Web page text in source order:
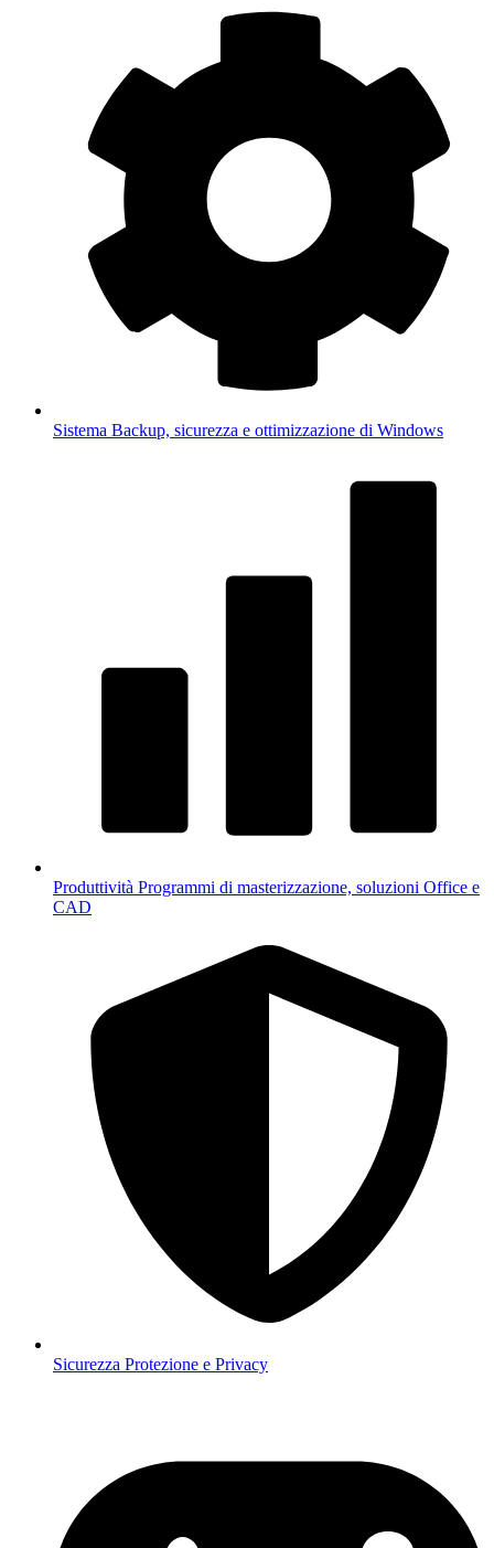
Sistema Backup, sicurezza e ottimizzazione di Windows
Produttività Programmi di masterizzazione, soluzioni Office e
CAD
Sicurezza Protezione e Privacy